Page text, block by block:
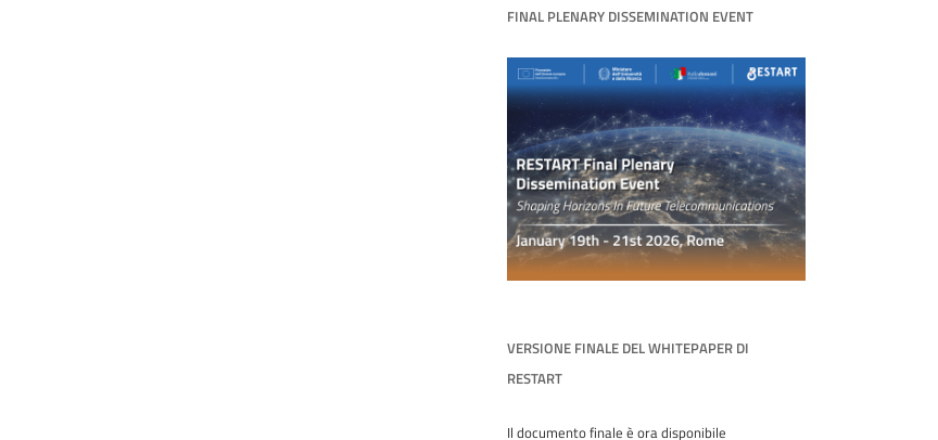
FINAL PLENARY DISSEMINATION EVENT
VERSIONE FINALE DEL WHITEPAPER DI
RESTART
Il documento finale è ora disponibile